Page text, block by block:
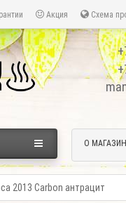
Акция Схема
О
2013 Carbon антрацит